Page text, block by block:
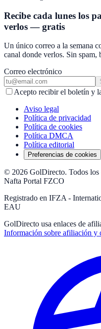
Recibe cada lunes los
verlos — gratis
Un único correo a la semana
canal donde verlos. Sin spam,
Correo electrónico
Acepto recibir el boletín y
Aviso legal
Política de privacidad
Política de cookies
Política DMCA
Política editorial
Preferencias de cookies
© 2026 GolDirecto. Todos los
Nafta Portal FZCO
Registrado en IFZA -
EAU
GolDirecto usa enlaces de
Información sobre afiliación y